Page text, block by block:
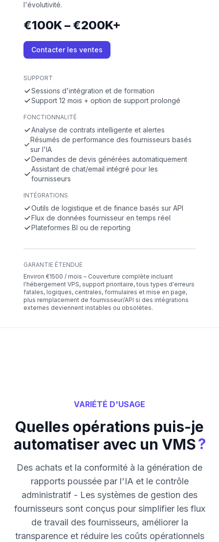
l'évolutivité.
€100K – €200K+
Contacter les ventes
SUPPORT
Sessions d'intégration et de formation
Support 12 mois + option de support prolongé
FONCTIONNALITÉ
Analyse de contrats intelligente et alertes
Résumés de performance des fournisseurs basés
sur l'IA
Demandes de devis générées automatiquement
Assistant de chat/email intégré pour les
fournisseurs
INTÉGRATIONS
Outils de logistique et de finance basés sur API
Flux de données fournisseur en temps réel
Plateformes BI ou de reporting
GARANTIE ÉTENDUE
Environ €1500 / mois – Couverture complète incluant
l'hébergement VPS, support prioritaire, tous types d'erreurs
fatales, logiques, centrales, formulaires et mise en page,
plus remplacement de fournisseur/API si des intégrations
externes deviennent instables ou obsolètes.
VARIÉTÉ D'USAGE
Quelles opérations puis-je
automatiser avec un VMS?
Des achats et la conformité à la génération de
rapports poussée par l'IA et le contrôle
administratif - Les systèmes de gestion des
fournisseurs sont conçus pour simplifier les flux
de travail des fournisseurs, améliorer la
transparence et réduire les coûts opérationnels